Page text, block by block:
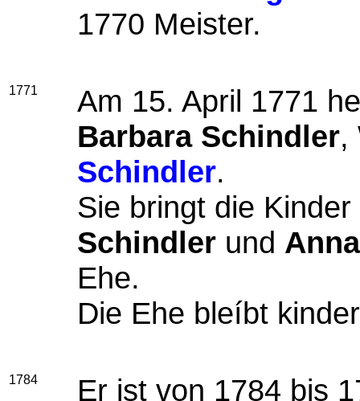
1770 Meister.
1771
Am 15. April 1771
Barbara Schindler,
Schindler.
Sie bringt die Kinder
Schindler und
Ehe.
Die Ehe bleíbt
1784 Er ist von 1784 bis